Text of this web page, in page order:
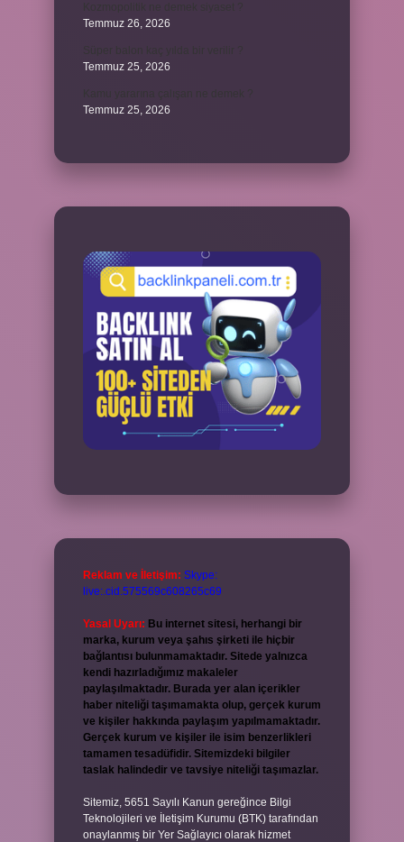
Temmuz 26, 2026
Temmuz 25, 2026
Temmuz 25, 2026
Reklam ve İletişim: Skype:
live:.cid.575569c608265c69
Yasal Uyarı: Bu internet sitesi, herhangi bir
marka, kurum veya şahıs şirketi ile hiçbir
bağlantısı bulunmamaktadır. Sitede yalnızca
kendi hazırladığımız makaleler
paylaşılmaktadır. Burada yer alan içerikler
haber niteliği taşımamakta olup, gerçek kurum
ve kişiler hakkında paylaşım yapılmamaktadır.
Gerçek kurum ve kişiler ile isim benzerlikleri
tamamen tesadüfidir. Sitemizdeki bilgiler
taslak halindedir ve tavsiye niteliği taşımazlar.
Sitemiz, 5651 Sayılı Kanun gereğince Bilgi
Teknolojileri ve İletişim Kurumu (BTK) tarafından
onaylanmış bir Yer Sağlayıcı olarak hizmet